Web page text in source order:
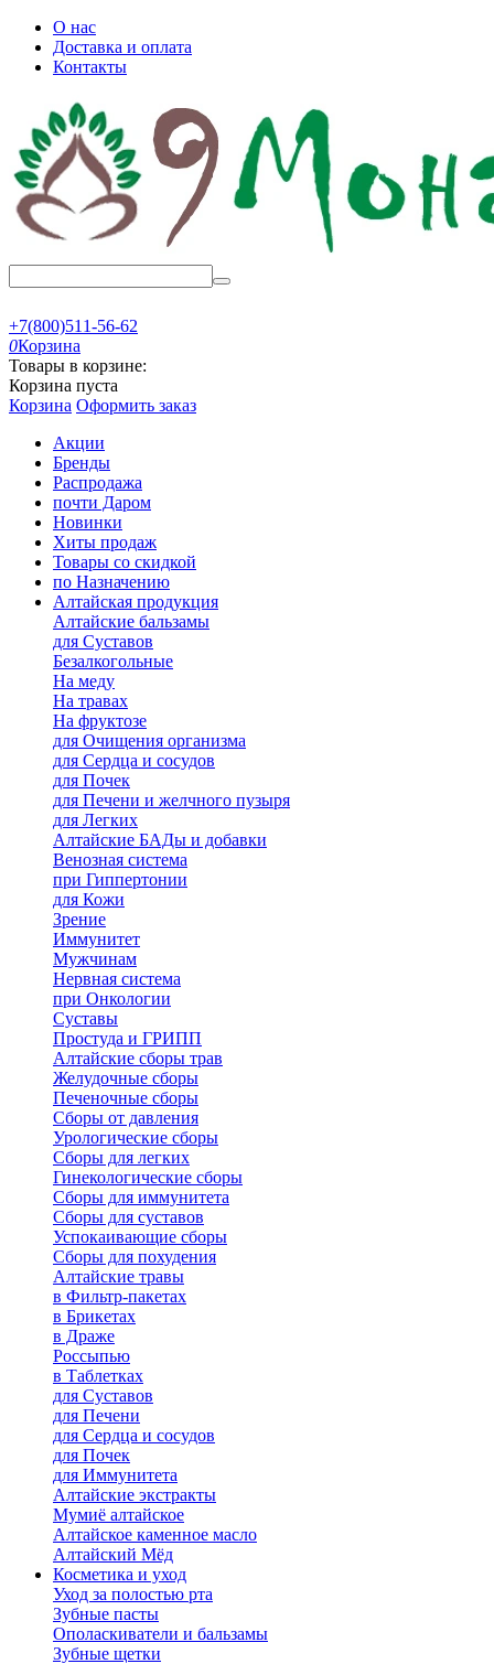
О нас
Доставка и оплата
Контакты
+7(800)511-56-62
0Корзина
Товары в корзине:
Корзина пуста
Корзина Оформить заказ
Акции
Бренды
Распродажа
почти Даром
Новинки
Хиты продаж
Товары со скидкой
по Назначению
Алтайская продукция
Алтайские бальзамы
для Суставов
Безалкогольные
На меду
На травах
На фруктозе
для Очищения организма
для Сердца и сосудов
для Почек
для Печени и желчного пузыря
для Легких
Алтайские БАДы и добавки
Венозная система
при Гиппертонии
для Кожи
Зрение
Иммунитет
Мужчинам
Нервная система
при Онкологии
Суставы
Простуда и ГРИПП
Алтайские сборы трав
Желудочные сборы
Печеночные сборы
Сборы от давления
Урологические сборы
Сборы для легких
Гинекологические сборы
Сборы для иммунитета
Сборы для суставов
Успокаивающие сборы
Сборы для похудения
Алтайские травы
в Фильтр-пакетах
в Брикетах
в Драже
Россыпью
в Таблетках
для Cуставов
для Печени
для Сердца и сосудов
для Почек
для Иммунитета
Алтайские экстракты
Мумиё алтайское
Алтайское каменное масло
Алтайский Мёд
Косметика и уход
Уход за полостью рта
Зубные пасты
Ополаскиватели и бальзамы
Зубные щетки